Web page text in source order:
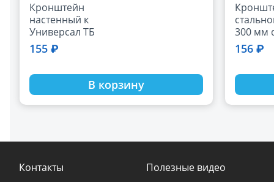
Кронштейн
настенный к
Универсал ТБ
(малой глубины)
155 ₽
В корзину
300 мм
156 ₽
Контакты
Полезные видео